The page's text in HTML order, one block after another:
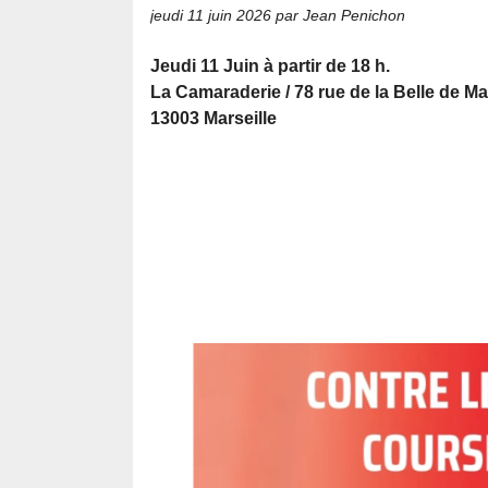
jeudi 11 juin 2026 par Jean Penichon
Jeudi 11 Juin à partir de 18 h.
La Camaraderie / 78 rue de la Belle de
13003 Marseille